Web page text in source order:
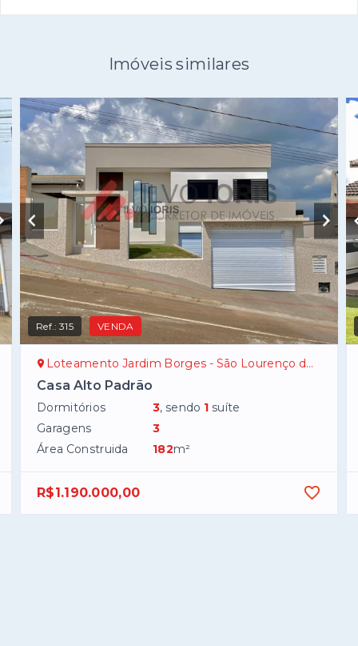
Imóveis similares
Ref.:315 VENDA
Loteamento Jardim Borges - São Lourenço do Oeste/SC
Casa Alto Padrão
Dormitórios 3, sendo 1 suíte
Garagens
3
Área Construida
182m²
R$1.190.000,00